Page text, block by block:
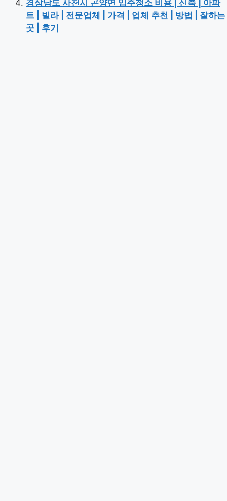
경상남도 사천시 곤양면 입주청소 비용 | 신축 | 아파
트 | 빌라 | 전문업체 | 가격 | 업체 추천 | 방법 | 잘하는
곳 | 후기